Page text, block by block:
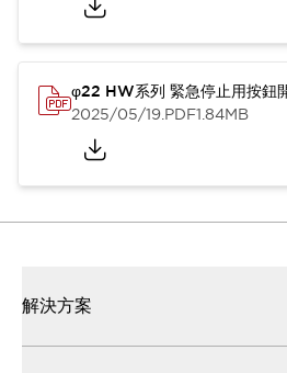
φ22 HW系列 緊急停止用按鈕
2025/05/19.PDF1.84MB
解決方案